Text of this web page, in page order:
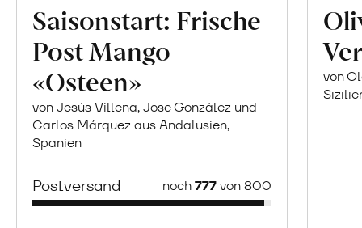
Saisonstart: Frische
Post Mango
«Osteen»
von Jesús Villena, Jose González und
Carlos Márquez aus Andalusien,
Spanien
Postversand noch777von 800
von